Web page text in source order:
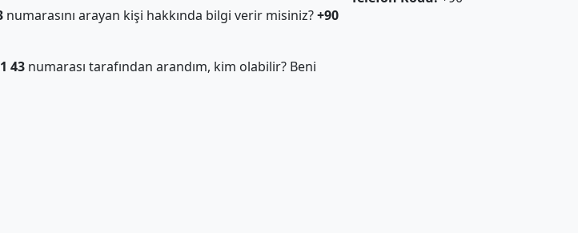
numarasını arayan kişi hakkında bilgi verir misiniz?+90
43numarası tarafından arandım, kim olabilir? Beni